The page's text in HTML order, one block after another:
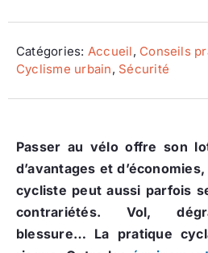
Catégories: Accueil, Conseils
Cyclisme urbain, Sécurité
Passer au vélo offre son
d’avantages et
cycliste peut aussi parfois
contrariétés. Vol,
blessure… La pratique